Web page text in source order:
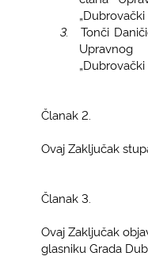
„Dubrovački
3.
Tonči
„Dubrovački
Članak 2.
Ovaj Zaključak
Članak 3.
Ovaj Zaključak
glasniku Grada